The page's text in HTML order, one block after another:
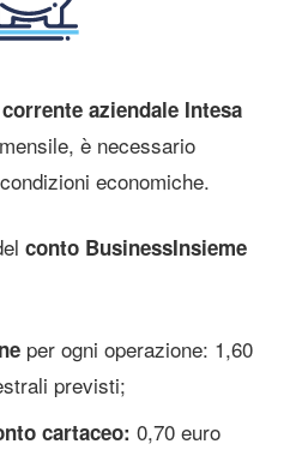
aziendale Intesa
è necessario
economiche.
conto BusinessInsieme
per ogni operazione: 1,60
previsti;
cartaceo: 0,70 euro